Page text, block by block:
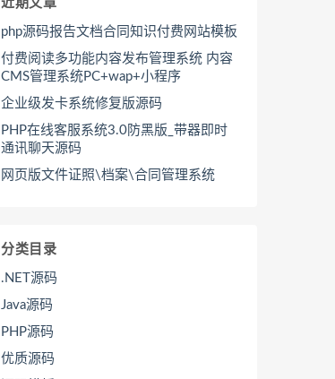
近期文章
php源码报告文档合同知识付费网站模板
付费阅读多功能内容发布管理系统 内容
CMS管理系统PC+wap+小程序
企业级发卡系统修复版源码
PHP在线客服系统3.0防黑版_带器即时
通讯聊天源码
网页版文件证照\档案\合同管理系统
分类目录
.NET源码
Java源码
PHP源码
优质源码